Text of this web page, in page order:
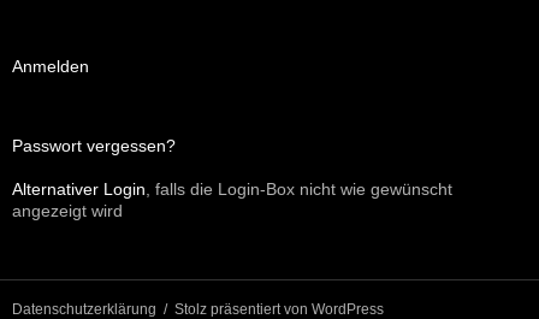
Anmelden
Passwort vergessen?
Alternativer Login , falls die Login-Box nicht wie gewünscht
angezeigt wird
Datenschutzerklärung Stolz präsentiert von WordPress